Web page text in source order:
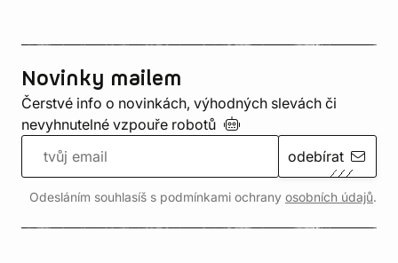
Novinky mailem
Čerstvé info o novinkách, výhodných slevách či
nevyhnutelné vzpouře robotů
odebírat
Odesláním souhlasíš s podmínkami ochrany osobních údajů.